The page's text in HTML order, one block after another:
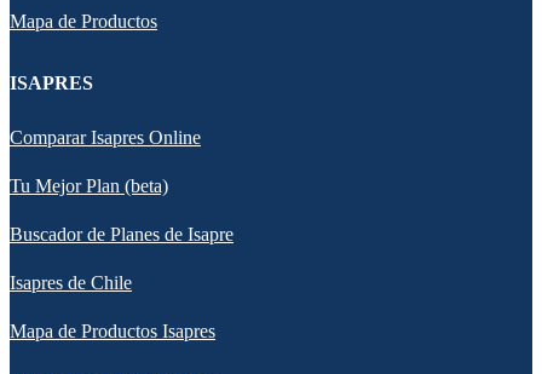
Mapa de Productos
ISAPRES
Comparar Isapres Online
Tu Mejor Plan (beta)
Buscador de Planes de Isapre
Isapres de Chile
Mapa de Productos Isapres